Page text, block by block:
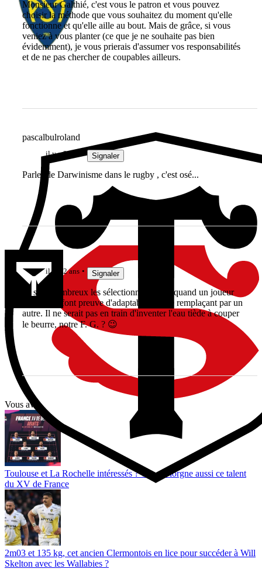
Monsieur Galthié, c'est vous le patron et vous pouvez
choisir la méthode que vous souhaitez du moment qu'elle
fonctionne et qu'elle aille au bout. Mais de grâce, si vous
veniez à vous planter (ce que je ne souhaite pas bien
évidemment), je vous prierais d'assumer vos responsabilités
et de ne pas chercher de coupables ailleurs.
pascalbulroland
il y a 2 ans Signaler
Parler de Darwinisme dans le rugby , c'est osé...
il y a 2 ans Signaler
Ils sont nombreux les sélectionneurs qui, quand un joueur
est blessé, font preuve d'adaptabilité en le remplaçant par un
autre. Il ne serait pas en train d'inventer l'eau tiède à couper
le beurre, notre F. G. ? 😉
Vous avez tout lu ?
Toulouse et La Rochelle intéressés ? Toulon lorgne aussi ce talent
du XV de France
2m03 et 135 kg, cet ancien Clermontois en lice pour succéder à Will
Skelton avec les Wallabies ?